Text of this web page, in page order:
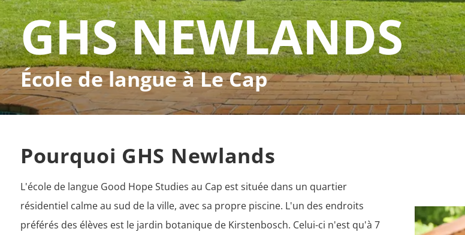
GHS NEWLANDS
École de langue à Le Cap
Pourquoi GHS Newlands
L'école de langue Good Hope Studies au Cap est située dans un quartier
résidentiel calme au sud de la ville, avec sa propre piscine. L'un des endroits
préférés des élèves est le jardin botanique de Kirstenbosch. Celui-ci n'est qu'à 7